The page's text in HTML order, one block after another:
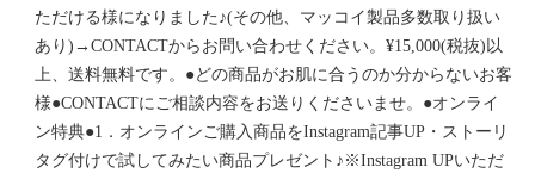
ただける様になりました♪(その他、マッコイ製品多数取り扱い
あり)→CONTACTからお問い合わせください。¥15,000(税抜)以
上、送料無料です。●どの商品がお肌に合うのか分からないお客
様●CONTACTにご相談内容をお送りくださいませ。●オンライ
ン特典●1．オンラインご購入商品をInstagram記事UP・ストーリ
タグ付けで試してみたい商品プレゼント♪※Instagram UPいただ